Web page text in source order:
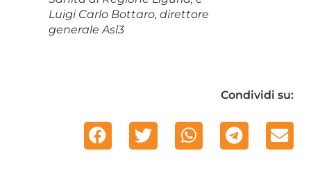
Luigi Carlo Bottaro, direttore
generale Asl3
Condividi su: